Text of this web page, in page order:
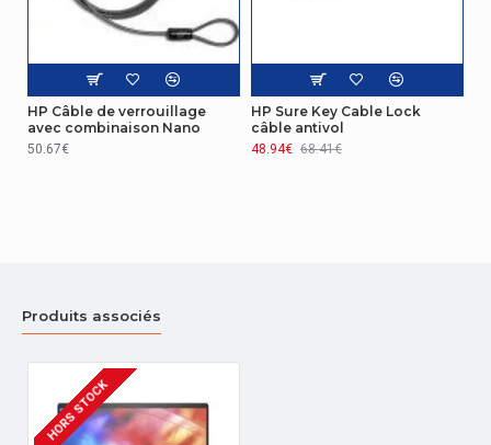
HP Câble de verrouillage
avec combinaison Nano
50.67€
HP Sure Key Cable Lock
câble antivol
48.94€ 68.41€
Produits associés
HORS STOCK